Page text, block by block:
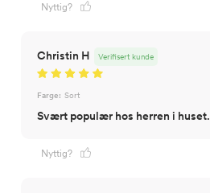
Nyttig?
Christin H Verifisert kunde
Farge: Sort
Svært populær hos herren i huset.
Nyttig?